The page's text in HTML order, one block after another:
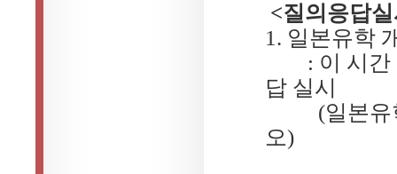
<질의응답
1. 일본유학
: 이 시
답 실시
(일본
오)